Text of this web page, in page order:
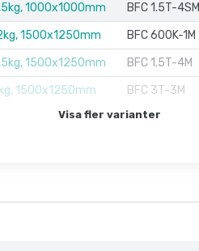
1000x1000mm
BFC 1.5T-4SM
1500x1250mm
BFC 600K-1M
1500x1250mm
BFC 1.5T-4M
1500x1250mm
BFC 3T-3M
Visa fler varianter